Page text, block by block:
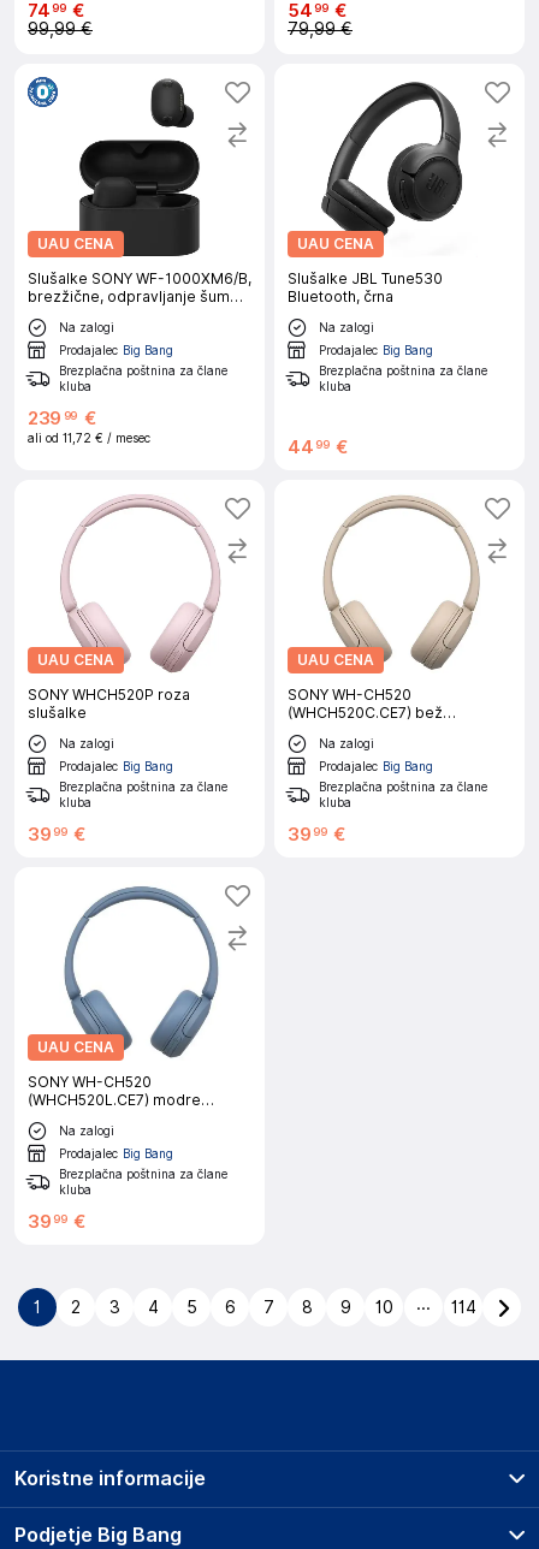
7499 €
99,99 €
5499 €
79,99 €
UAU CENA
Slušalke SONY WF-1000XM6/B,
brezžične, odpravljanje šumov,
črne
Na zalogi
Prodajalec Big Bang
Brezplačna poštnina za člane
kluba
239 99 €
ali od 11,72 € / mesec
UAU CENA
Slušalke JBL Tune530
Bluetooth, črna
Na zalogi
Prodajalec Big Bang
Brezplačna poštnina za člane
kluba
44 99 €
UAU CENA
SONY WHCH520P roza
slušalke
Na zalogi
Prodajalec Big Bang
Brezplačna poštnina za člane
kluba
39 99 €
UAU CENA
SONY WH-CH520
(WHCH520C.CE7) bež
brezžične slušalke
Na zalogi
Prodajalec Big Bang
Brezplačna poštnina za člane
kluba
39 99 €
UAU CENA
SONY WH-CH520
(WHCH520L.CE7) modre
brezžične slušalke
Na zalogi
Prodajalec Big Bang
Brezplačna poštnina za člane
kluba
39 99 €
1 2 3 4 5 6 7 8 9 10 ... 114
Podjetje Big Bang
Koristne informacije
Prodajna mesta